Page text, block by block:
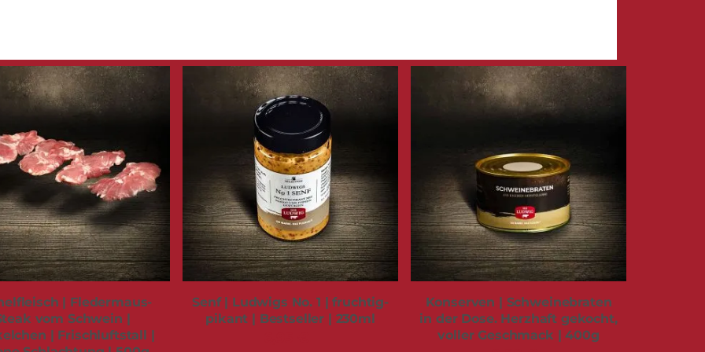
| Fledermaus-
vom Schwein |
| Frischluftstall |
Senf | Ludwigs No. 1 | fruchtig-
pikant | Bestseller | 230ml
Konserven | Schweinebraten
in der Dose. Herzhaft gekocht,
voller Geschmack | 400g